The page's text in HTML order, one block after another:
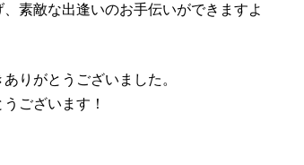
素敵な出逢いのお手伝いができますよ
りがとうございました。
ございます！